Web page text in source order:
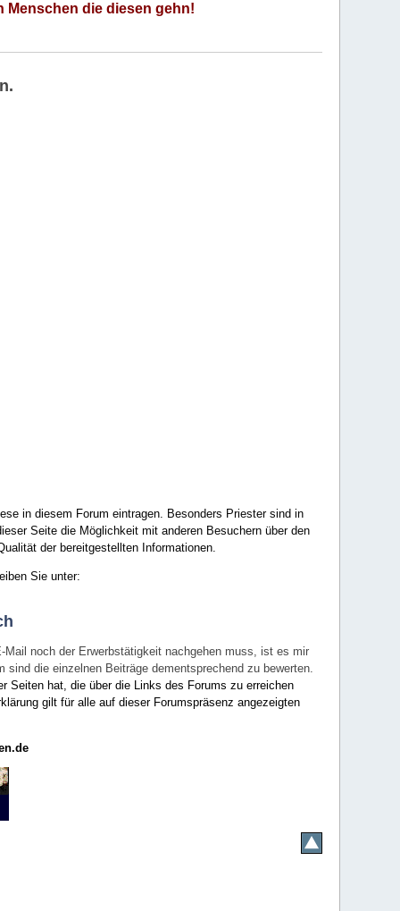
Menschen die diesen gehn!
in diesem Forum eintragen. Besonders Priester sind in
Seite die Möglichkeit mit anderen Besuchern über den
der bereitgestellten Informationen.
Sie unter:
noch der Erwerbstätigkeit nachgehen muss, ist es mir
die einzelnen Beiträge dementsprechend zu bewerten.
Seiten hat, die über die Links des Forums zu erreichen
gilt für alle auf dieser Forumspräsenz angezeigten